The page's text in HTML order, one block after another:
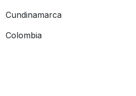
Cundinamarca
Colombia